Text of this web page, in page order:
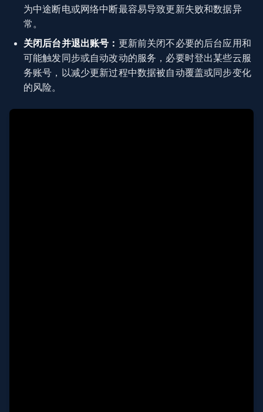
为中途断电或网络中断最容易导致更新失败和数据异
常。
关闭后台并退出账号： 更新前关闭不必要的后台应用和
可能触发同步或自动改动的服务，必要时登出某些云服
务账号，以减少更新过程中数据被自动覆盖或同步变化
的风险。